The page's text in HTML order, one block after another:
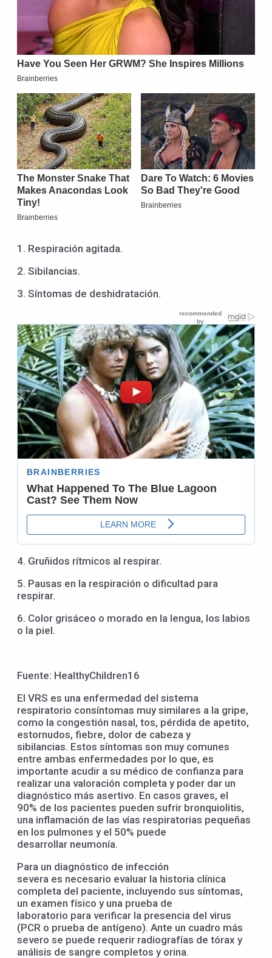
1. Respiración agitada.
2. Sibilancias.
3. Síntomas de deshidratación.
4. Gruñidos rítmicos al respirar.
5. Pausas en la respiración o dificultad para
respirar.
6. Color grisáceo o morado en la lengua, los labios
o la piel.
Fuente: HealthyChildren16
El VRS es una enfermedad del sistema
respiratorio consíntomas muy similares a la gripe,
como la congestión nasal, tos, pérdida de apetito,
estornudos, fiebre, dolor de cabeza y
sibilancias. Estos síntomas son muy comunes
entre ambas enfermedades por lo que, es
importante acudir a su médico de confianza para
realizar una valoración completa y poder dar un
diagnóstico más asertivo. En casos graves, el
90% de los pacientes pueden sufrir bronquiolitis,
una inflamación de las vías respiratorias pequeñas
en los pulmones y el 50% puede
desarrollar neumonía.
Para un diagnóstico de infección
severa es necesario evaluar la historia clínica
completa del paciente, incluyendo sus síntomas,
un examen físico y una prueba de
laboratorio para verificar la presencia del virus
(PCR o prueba de antígeno). Ante un cuadro más
severo se puede requerir radiografías de tórax y
análisis de sangre completos y orina.